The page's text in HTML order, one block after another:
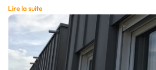
Alliance des Artisans offre des services en
construction et rénovation, menuiserie,
échafaudage, peinture, façade, chapes et
isolation, étanchéité, et bien d’autres.
L’idée derrière la création d’Alliance des
Lire la suite